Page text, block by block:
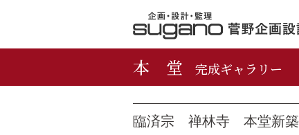
本 堂 完成ギャラリー
臨済宗 禅林寺 本堂新築